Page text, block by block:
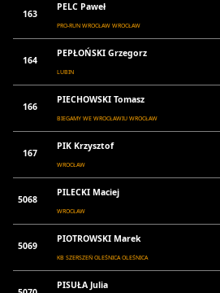
163
PELC Paweł
PRO-RUN WROCŁAW WROCŁAW
164
PEPŁOŃSKI Grzegorz
LUBIN
166
PIECHOWSKI Tomasz
BIEGAMY WE WROCŁAWIU WROCŁAW
167
PIK Krzysztof
WROCŁAW
5068
PILECKI Maciej
WROCŁAW
5069
PIOTROWSKI Marek
KB SZERSZEŃ OLEŚNICA OLEŚNICA
PISUŁA Julia